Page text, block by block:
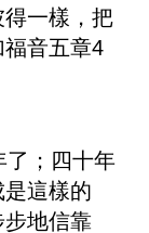
一樣，把
音五章4
；四十年
這樣的
地信靠